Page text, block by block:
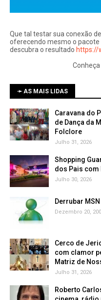
Que tal testar sua conexão
oferecendo mesmo o
descubra o resultado https://
Conheça
➛ AS MAIS LIDAS
Caravana do
de Dança da
Folclore
Julho 31, 2026
Shopping
dos Pais com
Julho 30, 2026
Derrubar
Dezembro 20,
Cerco de
com clamor
Matriz de
Julho 31, 2026
Roberto